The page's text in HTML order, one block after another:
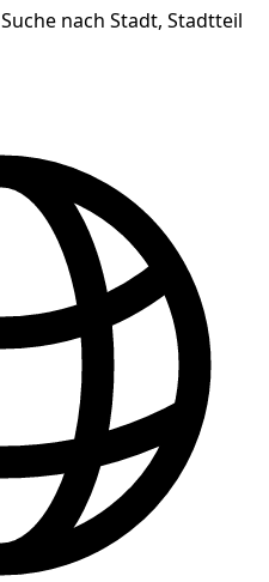
Suche nach Stadt, Stadtteil